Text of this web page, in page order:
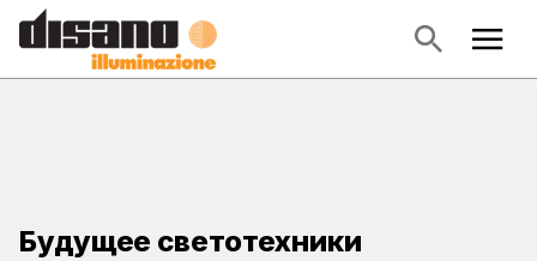
Будущее светотехники